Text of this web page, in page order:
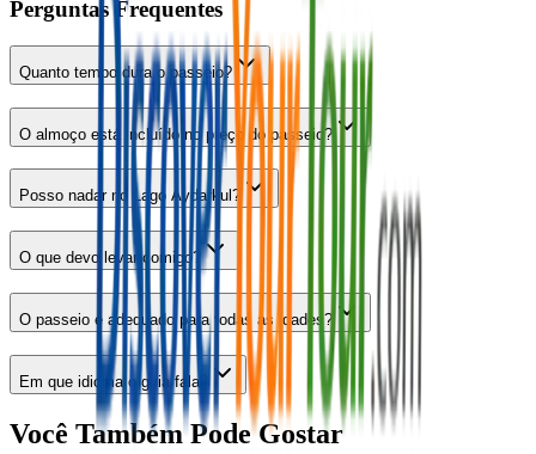
Perguntas Frequentes
Quanto tempo dura o passeio?
O almoço está incluído no preço do passeio?
Posso nadar no Lago Aydarkul?
O que devo levar comigo?
O passeio é adequado para todas as idades?
Em que idioma o guia fala?
Você Também Pode Gostar